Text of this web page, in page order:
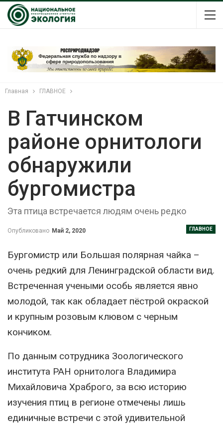
Главная ГЛАВНОЕ
В Гатчинском
районе орнитологи
обнаружили
бургомистра
Эта птица встречается людям очень редко
ГЛАВНОЕ
Опубликовано Май 2, 2020
Бургомистр или Большая полярная чайка –
очень редкий для Ленинградской области вид.
Встреченная учеными особь является явно
молодой, так как обладает пёстрой окраской
и крупным розовым клювом с черным
кончиком.
По данным сотрудника Зоологического
института РАН орнитолога Владимира
Михайловича Храброго, за всю историю
изучения птиц в регионе отмечены лишь
единичные встречи с этой удивительной